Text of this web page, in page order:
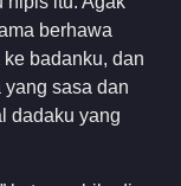
berhawa
badanku, dan
sasa dan
dadaku yang